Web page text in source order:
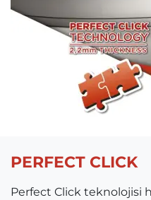
PERFECT CLICK
Perfect Click teknolojisi